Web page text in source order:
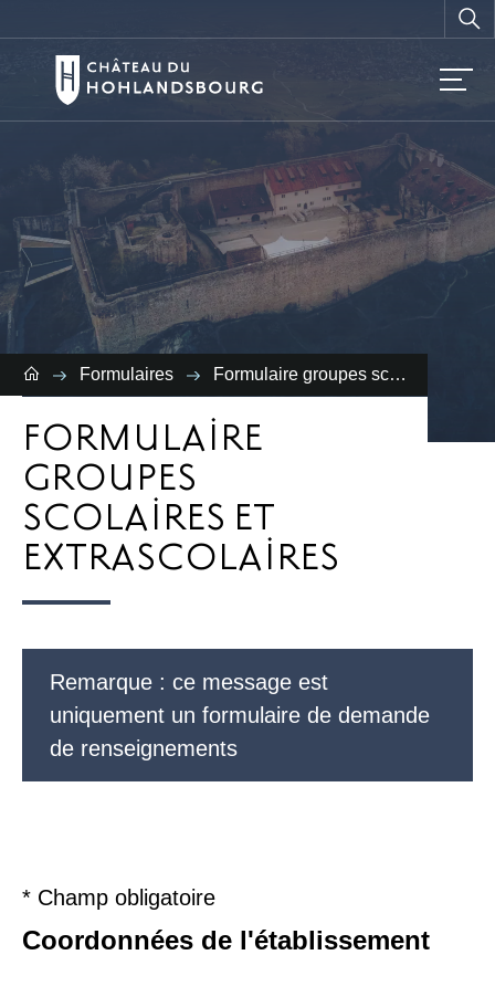
Vousrecherchez ?
Formulaires Formulaire groupes scolaires et extrascolaires
FORMULAIRE
GROUPES
SCOLAIRES ET
EXTRASCOLAIRES
Remarque : ce message est
uniquement un formulaire de demande
de renseignements
* Champ obligatoire
Coordonnées de l'établissement